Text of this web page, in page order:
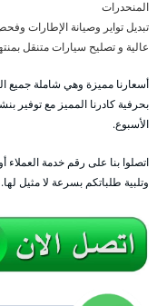
المنحدرات
تبديل تواير وصيانة الإطارات
عالية و تصليح سيارات متنقل
أسعارنا مميزة وهي شاملة جميع
الأسبوع.
اتصلوا بنا على رقم خدمة
وتلبية طلباتكم بسرعة لا مثيل لها.